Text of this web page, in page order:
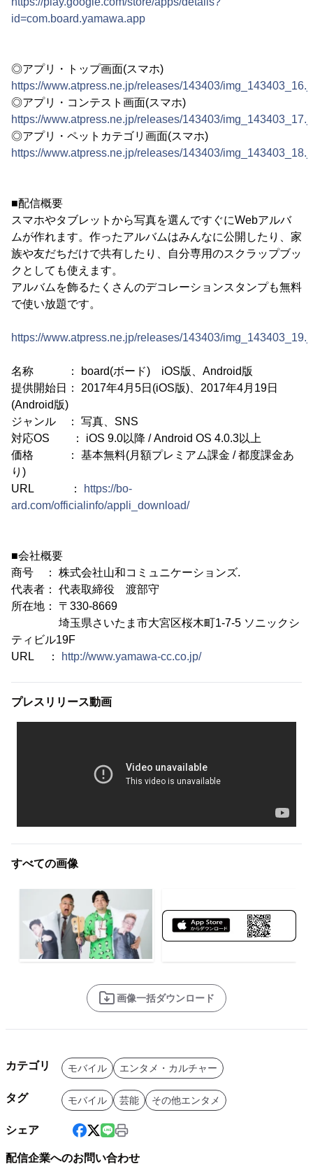
id=com.board.yamawa.app
◎アプリ・トップ画面(スマホ)
https://www.atpress.ne.jp/releases/143403/
◎アプリ・コンテスト画面(スマホ)
https://www.atpress.ne.jp/releases/143403/
◎アプリ・ペットカテゴリ画面(スマホ)
https://www.atpress.ne.jp/releases/143403/
■配信概要
スマホやタブレットから写真を選んですぐにWebアルバ
ムが作れます。作ったアルバムはみんなに公開したり、家
族や友だちだけで共有したり、自分専用のスクラップブッ
クとしても使えます。
アルバムを飾るたくさんのデコレーションスタンプも無料
で使い放題です。
https://www.atpress.ne.jp/releases/143403/
名称 ： board(ボード) iOS版、Android版
提供開始日： 2017年4月5日(iOS版)、2017年4月19日
(Android版)
ジャンル ： 写真、SNS
対応OS ： iOS 9.0以降 / Android OS 4.0.3以上
価格 ： 基本無料(月額プレミアム課金 / 都度課金あ
り)
URL ：
https://bo-
ard.com/officialinfo/appli_download/
■会社概要
商号 ： 株式会社山和コミュニケーションズ.
代表者： 代表取締役 渡部守
所在地： 〒330-8669
埼玉県さいたま市大宮区桜木町1-7-5 ソニックシ
ティビル19F
URL ：
http://www.yamawa-cc.co.jp/
プレスリリース動画
すべての画像
画像一括ダウンロード
カテゴリ モバイル エンタメ・カルチャー
タグ モバイル 芸能 その他エンタメ
シェア
配信企業へのお問い合わせ